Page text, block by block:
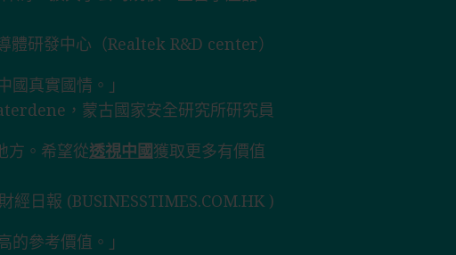
體研發中心（Realtek R&D center）
真實國情。」
，蒙古國家安全研究所研究員
方。希望從透視中國獲取更多有價值
經日報 (BUSINESSTIMES.COM.HK )
參考價值。」